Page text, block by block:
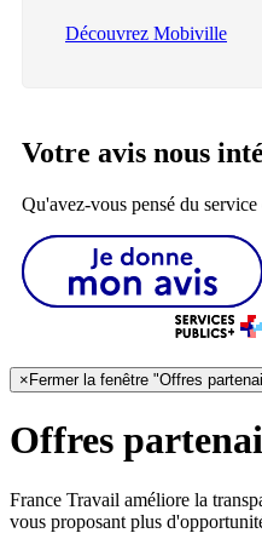
Découvrez Mobiville
Votre avis nous
Qu'avez-vous pensé du
× Fermer la fenêtre "Offres
Offres
France Travail améliore la
vous proposant plus